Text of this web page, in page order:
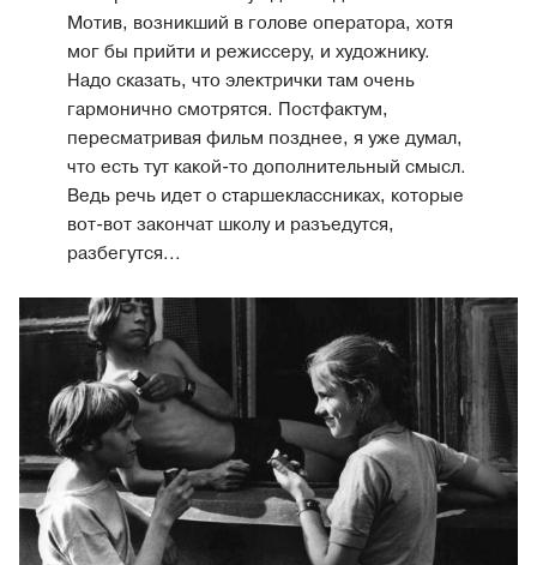
Мотив, возникший в голове оператора, хотя
мог бы прийти и режиссеру, и художнику.
Надо сказать, что электрички там очень
гармонично смотрятся. Постфактум,
пересматривая фильм позднее, я уже думал,
что есть тут какой-то дополнительный смысл.
Ведь речь идет о старшеклассниках, которые
вот-вот закончат школу и разъедутся,
разбегутся...